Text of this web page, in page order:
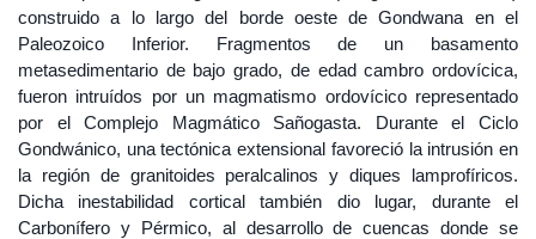
construido a lo largo del borde oeste de Gondwana en el
Paleozoico Inferior. Fragmentos de un basamento
metasedimentario de bajo grado, de edad cambro ordovícica,
fueron intruídos por un magmatismo ordovícico representado
por el Complejo Magmático Sañogasta. Durante el Ciclo
Gondwánico, una tectónica extensional favoreció la intrusión en
la región de granitoides peralcalinos y diques lamprofíricos.
Dicha inestabilidad cortical también dio lugar, durante el
Carbonífero y Pérmico, al desarrollo de cuencas donde se